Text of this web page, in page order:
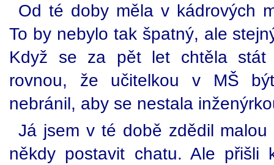
Od té doby měla v kádrových
To by nebylo tak špatný, ale
Když se za pět let chtěla stát
rovnou, že učitelkou v MŠ
nebránil, aby se nestala
Já jsem v té době zdědil
někdy postavit chatu. Ale